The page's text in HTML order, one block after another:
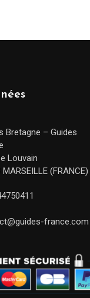
Bretagne – Guides
Louvain
MARSEILLE (FRANCE)
france.com